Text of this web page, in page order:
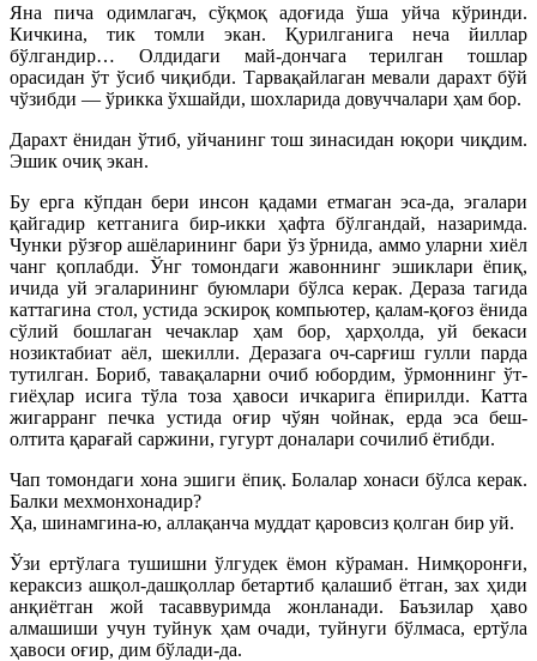
Яна пича одимлагач, сўқмоқ адоғида ўша уйча кўринди.
Кичкина, тик томли экан. Қурилганига неча йиллар
бўлгандир… Олдидаги май-дончага терилган тошлар
орасидан ўт ўсиб чиқибди. Тарвақайлаган мевали дарахт бўй
чўзибди — ўрикка ўхшайди, шохларида довуччалари ҳам бор.
Дарахт ёнидан ўтиб, уйчанинг тош зинасидан юқори чиқдим.
Эшик очиқ экан.
Бу ерга кўпдан бери инсон қадами етмаган эса-да, эгалари
қайгадир кетганига бир-икки ҳафта бўлгандай, назаримда.
Чунки рўзғор ашёларининг бари ўз ўрнида, аммо уларни хиёл
чанг қоплабди. Ўнг томондаги жавоннинг эшиклари ёпиқ,
ичида уй эгаларининг буюмлари бўлса керак. Дераза тагида
каттагина стол, устида эскироқ компьютер, қалам-қоғоз ёнида
сўлий бошлаган чечаклар ҳам бор, ҳарҳолда, уй бекаси
нозиктабиат аёл, шекилли. Деразага оч-сарғиш гулли парда
тутилган. Бориб, тавақаларни очиб юбордим, ўрмоннинг ўт-
гиёҳлар исига тўла тоза ҳавоси ичкарига ёпирилди. Катта
жигарранг печка устида оғир чўян чойнак, ерда эса беш-
олтита қарағай саржини, гугурт доналари сочилиб ётибди.
Чап томондаги хона эшиги ёпиқ. Болалар хонаси бўлса керак.
Балки мехмонхонадир?
Ҳа, шинамгина-ю, аллақанча муддат қаровсиз қолган бир уй.
Ўзи ертўлага тушишни ўлгудек ёмон кўраман. Нимқоронғи,
кераксиз ашқол-дашқоллар бетартиб қалашиб ётган, зах ҳиди
анқиётган жой тасаввуримда жонланади. Баъзилар ҳаво
алмашиши учун туйнук ҳам очади, туйнуги бўлмаса, ертўла
ҳавоси оғир, дим бўлади-да.